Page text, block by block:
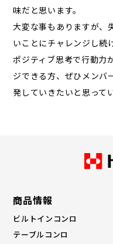
味だと思います。
大変な事もありますが、
いことにチャレンジし続
ポジティブ思考で行動力
ジできる方、ぜひメンバ
発していきたいと思って
商品情報
ビルトインコンロ
テーブルコンロ